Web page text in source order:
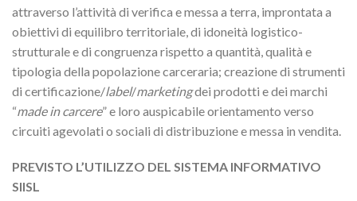
attraverso l’attività di verifica e messa a terra, improntata a
obiettivi di equilibro territoriale, di idoneità logistico-
strutturale e di congruenza rispetto a quantità, qualità e
tipologia della popolazione carceraria; creazione di strumenti
di certificazione/label/marketingdei prodotti e dei marchi
“made in carcere” e loro auspicabile orientamento verso
circuiti agevolati o sociali di distribuzione e messa in vendita.
PREVISTO L’UTILIZZO DEL SISTEMA INFORMATIVO
SIISL